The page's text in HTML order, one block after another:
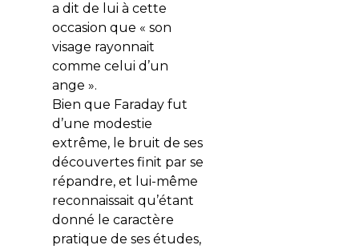
a dit de lui à cette
occasion que « son
visage rayonnait
comme celui d’un
ange ».
Bien que Faraday fut
d’une modestie
extrême, le bruit de ses
découvertes finit par se
répandre, et lui-même
reconnaissait qu’étant
donné le caractère
pratique de ses études,